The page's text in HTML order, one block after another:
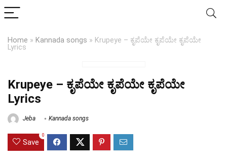
Home » Kannada songs » Krupeye – ಕೃಪೆಯೇ ಕೃಪೆಯೇ ಕೃಪೆಯೇ
Lyrics
Krupeye – ಕೃಪೆಯೇ ಕೃಪೆಯೇ ಕೃಪೆಯೇ
Lyrics
Jeba Kannada songs
Save
0